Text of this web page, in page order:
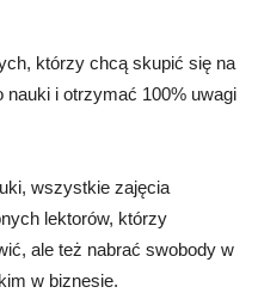
którzy chcą skupić się na
i otrzymać 100% uwagi
wszystkie zajęcia
lektorów, którzy
ale też nabrać swobody w
w biznesie.